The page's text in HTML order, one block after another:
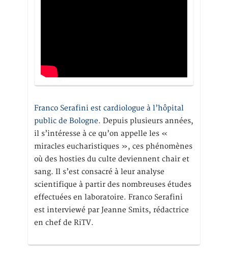
Franco Serafini est cardiologue à l’hôpital
public de Bologne. Depuis plusieurs années,
il s’intéresse à ce qu’on appelle les «
miracles eucharistiques », ces phénomènes
où des hosties du culte deviennent chair et
sang. Il s’est consacré à leur analyse
scientifique à partir des nombreuses études
effectuées en laboratoire. Franco Serafini
est interviewé par Jeanne Smits, rédactrice
en chef de RiTV.